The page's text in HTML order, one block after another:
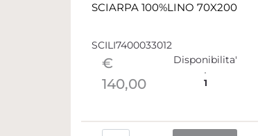
SCIARPA 100%LINO 70X200
SCILI7400033012
€
140,00
Disponibilita'
1